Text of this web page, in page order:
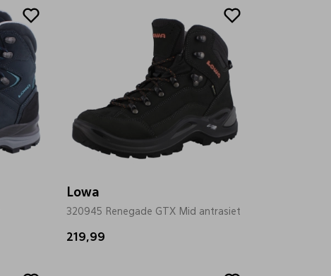
Lowa
320945 Renegade GTX Mid antrasiet
219,99